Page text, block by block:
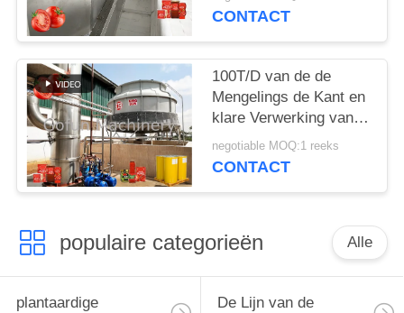
Tomatenpuree
CONTACT
100T/D van de de
Mengelings de Kant en
klare Verwerking van
de tomatenketchup
Dienst van het de
negotiable MOQ:1 reeks
CONTACT
populaire categorieën Alle
plantaardige
De Lijn van de